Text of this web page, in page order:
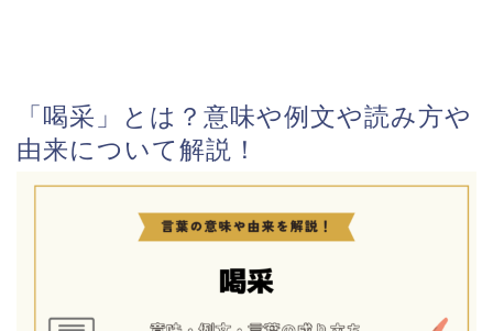
「喝采」とは？意味や例文や読み方や
由来について解説！